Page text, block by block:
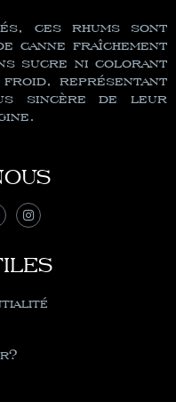
ces rhums sont
canne fraîchement
sucre ni colorant
représentant
sincère de leur